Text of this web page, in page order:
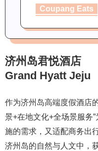
Coupang Eats
济州岛君悦酒店
Grand Hyatt Jeju
作为济州岛高端度假酒店
景+在地文化+全场景服务
施的需求，又适配商务出
济州岛的自然与人文中，